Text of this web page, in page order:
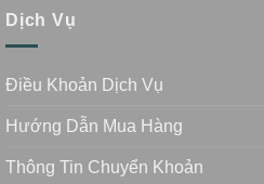
Dịch Vụ
Điều Khoản Dịch Vụ
Hướng Dẫn Mua Hàng
Thông Tin Chuyển Khoản